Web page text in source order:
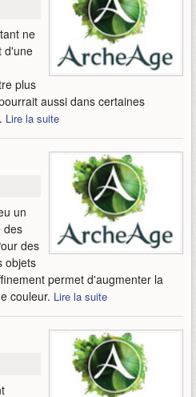
ne
d'une
plus
aussi dans certaines
Lire la suite
un
des
des
objets
permet d'augmenter la
couleur. Lire la suite